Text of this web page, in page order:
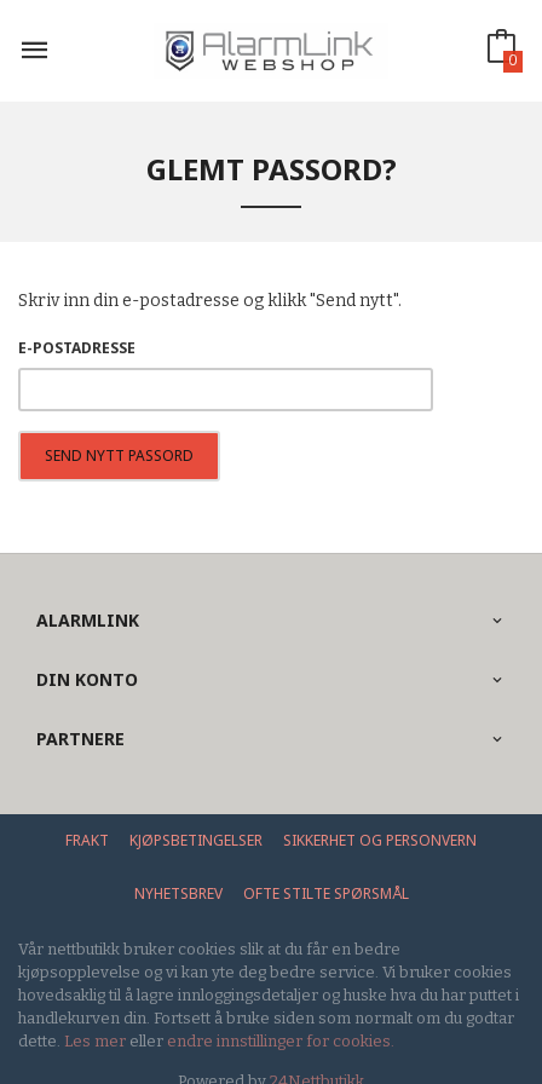
innholdet
0
GLEMT PASSORD?
Skriv inn din e-postadresse og klikk "Send nytt".
E-POSTADRESSE
ALARMLINK
DIN KONTO
PARTNERE
FRAKT KJØPSBETINGELSER SIKKERHET OG PERSONVERN
NYHETSBREV OFTE STILTE SPØRSMÅL
Vår nettbutikk bruker cookies slik at du får en bedre
kjøpsopplevelse og vi kan yte deg bedre service. Vi bruker cookies
hovedsaklig til å lagre innloggingsdetaljer og huske hva du har puttet i
handlekurven din. Fortsett å bruke siden som normalt om du godtar
dette. Les mer eller endre innstillinger for cookies.